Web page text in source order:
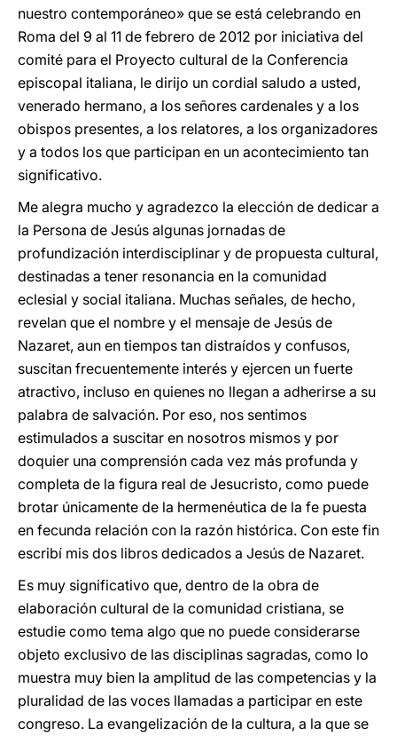
nuestro contemporáneo» que se está celebrando en
Roma del 9 al 11 de febrero de 2012 por iniciativa del
comité para el Proyecto cultural de la Conferencia
episcopal italiana, le dirijo un cordial saludo a usted,
venerado hermano, a los señores cardenales y a los
obispos presentes, a los relatores, a los organizadores
y a todos los que participan en un acontecimiento tan
significativo.
Me alegra mucho y agradezco la elección de dedicar a
la Persona de Jesús algunas jornadas de
profundización interdisciplinar y de propuesta cultural,
destinadas a tener resonancia en la comunidad
eclesial y social italiana. Muchas señales, de hecho,
revelan que el nombre y el mensaje de Jesús de
Nazaret, aun en tiempos tan distraídos y confusos,
suscitan frecuentemente interés y ejercen un fuerte
atractivo, incluso en quienes no llegan a adherirse a su
palabra de salvación. Por eso, nos sentimos
estimulados a suscitar en nosotros mismos y por
doquier una comprensión cada vez más profunda y
completa de la figura real de Jesucristo, como puede
brotar únicamente de la hermenéutica de la fe puesta
en fecunda relación con la razón histórica. Con este fin
escribí mis dos libros dedicados a Jesús de Nazaret.
Es muy significativo que, dentro de la obra de
elaboración cultural de la comunidad cristiana, se
estudie como tema algo que no puede considerarse
objeto exclusivo de las disciplinas sagradas, como lo
muestra muy bien la amplitud de las competencias y la
pluralidad de las voces llamadas a participar en este
congreso. La evangelización de la cultura, a la que se